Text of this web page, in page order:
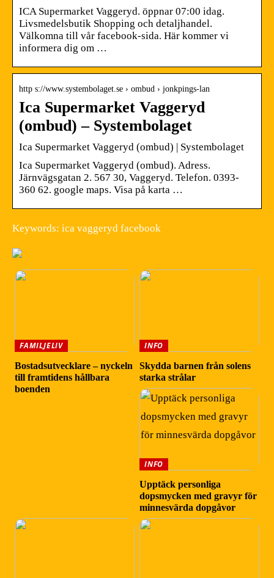
ICA Supermarket Vaggeryd. öppnar 07:00 idag.
Livsmedelsbutik Shopping och detaljhandel.
Välkomna till vår facebook-sida. Här kommer vi
informera dig om …
http s://www.systembolaget.se › ombud › jonkpings-lan
Ica Supermarket Vaggeryd
(ombud) – Systembolaget
Ica Supermarket Vaggeryd (ombud) | Systembolaget
Ica Supermarket Vaggeryd (ombud). Adress.
Järnvägsgatan 2. 567 30, Vaggeryd. Telefon. 0393-
360 62. google maps. Visa på karta …
Keywords: ica vaggeryd facebook
FAMILJELIV
Bostadsutvecklare – nyckeln
till framtidens hållbara
boenden
INFO
Skydda barnen från solens
starka strålar
INFO
Upptäck personliga
dopsmycken med gravyr för
minnesvärda dopgåvor